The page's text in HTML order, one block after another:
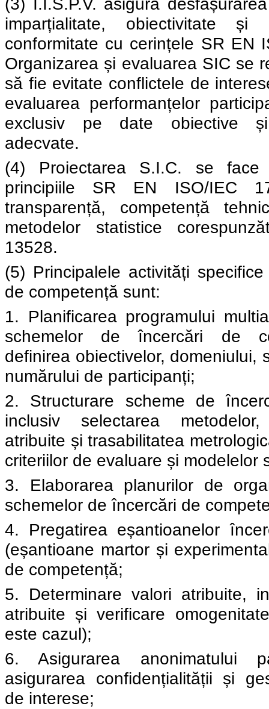
imparțialitate, obiectivitate și
conformitate cu cerințele SR EN
Organizarea și evaluarea SIC se
să fie evitate conflictele de
evaluarea performanțelor
exclusiv pe date obiective
adecvate.
(4) Proiectarea S.I.C. se
principiile SR EN ISO/IEC
transparență, competență
metodelor statistice
13528.
(5) Principalele activități
de competență sunt:
1. Planificarea programului
schemelor de încercări de
definirea obiectivelor, domeniului,
numărului de participanți;
2. Structurare scheme de
inclusiv selectarea
atribuite și trasabilitatea
criteriilor de evaluare și modelelor
3. Elaborarea planurilor de
schemelor de încercări de
4. Pregatirea eșantioanelor
(eșantioane martor și
de competență;
5. Determinare valori atribuite,
atribuite și verificare
este cazul);
6. Asigurarea anonimatului
asigurarea confidențialității și
de interese;